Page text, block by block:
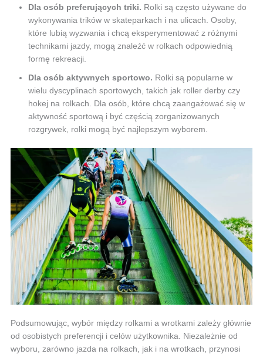
Dla osób preferujących triki. Rolki są często używane do
wykonywania trików w skateparkach i na ulicach. Osoby,
które lubią wyzwania i chcą eksperymentować z różnymi
technikami jazdy, mogą znaleźć w rolkach odpowiednią
formę rekreacji.
Dla osób aktywnych sportowo. Rolki są popularne w
wielu dyscyplinach sportowych, takich jak roller derby czy
hokej na rolkach. Dla osób, które chcą zaangażować się w
aktywność sportową i być częścią zorganizowanych
rozgrywek, rolki mogą być najlepszym wyborem.
Podsumowując, wybór między rolkami a wrotkami zależy głównie
od osobistych preferencji i celów użytkownika. Niezależnie od
wyboru, zarówno jazda na rolkach, jak i na wrotkach, przynosi